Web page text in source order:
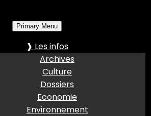
Primary Menu
❱ Les infos
Archives
Culture
Dossiers
Economie
Environnement